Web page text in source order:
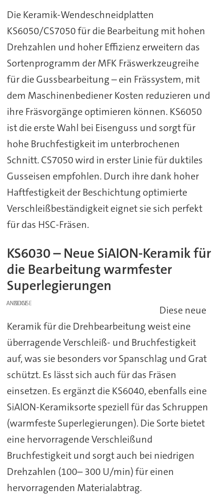
Die Keramik-Wendeschneidplatten
KS6050/CS7050 für die Bearbeitung mit hohen
Drehzahlen und hoher Effizienz erweitern das
Sortenprogramm der MFK Fräswerkzeugreihe
für die Gussbearbeitung – ein Frässystem, mit
dem Maschinenbediener Kosten reduzieren und
ihre Fräsvorgänge optimieren können. KS6050
ist die erste Wahl bei Eisenguss und sorgt für
hohe Bruchfestigkeit im unterbrochenen
Schnitt. CS7050 wird in erster Linie für duktiles
Gusseisen empfohlen. Durch ihre dank hoher
Haftfestigkeit der Beschichtung optimierte
Verschleißbeständigkeit eignet sie sich perfekt
für das HSC-Fräsen.
KS6030 – Neue SiAION-Keramik für
die Bearbeitung warmfester
Superlegierungen
ANZEIGE
Diese neue
Keramik für die Drehbearbeitung weist eine
überragende Verschleiß- und Bruchfestigkeit
auf, was sie besonders vor Spanschlag und Grat
schützt. Es lässt sich auch für das Fräsen
einsetzen. Es ergänzt die KS6040, ebenfalls eine
SiAlON-Keramiksorte speziell für das Schruppen
(warmfeste Superlegierungen). Die Sorte bietet
eine hervorragende Verschleißund
Bruchfestigkeit und sorgt auch bei niedrigen
Drehzahlen (100– 300 U/min) für einen
hervorragenden Materialabtrag.